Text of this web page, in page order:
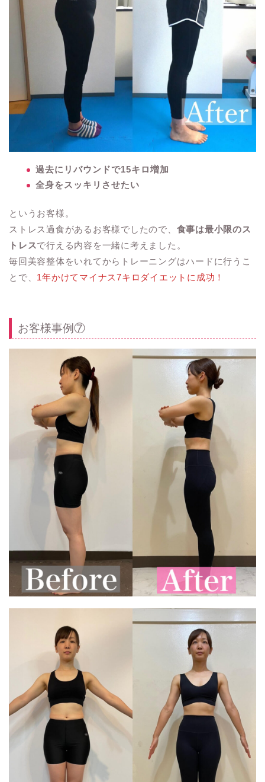
過去にリバウンドで15キロ増加
全身をスッキリさせたい
というお客様。
ストレス過食があるお客様でしたので、 食事は最小限のス
トレスで行える内容を一緒に考えました。
毎回美容整体をいれてからトレーニングはハードに行うこ
とで、 1年かけてマイナス7キロダイエットに成功！
お客様事例⑦